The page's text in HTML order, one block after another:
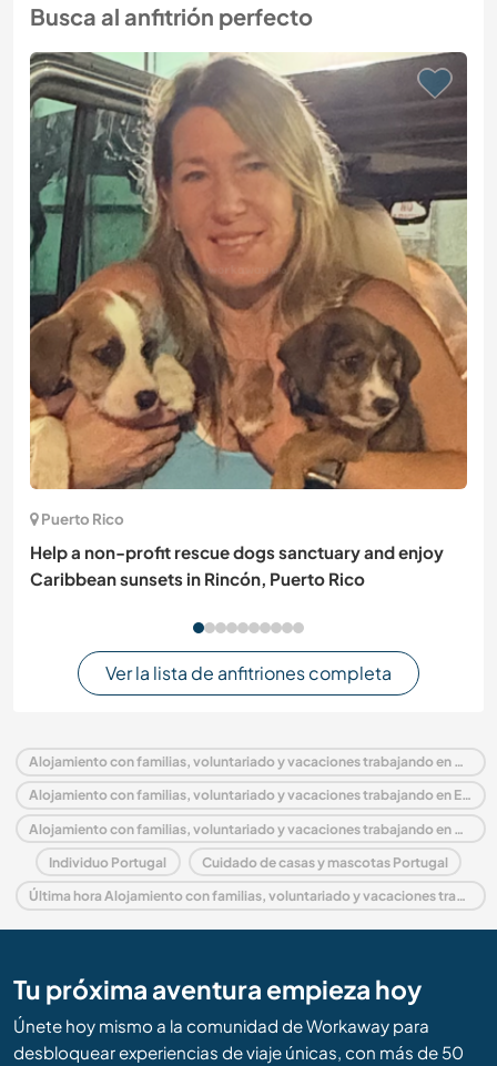
Busca al anfitrión perfecto
Puerto Rico
Help a non-profit rescue dogs sanctuary and enjoy
Caribbean sunsets in Rincón, Puerto Rico
Ver la lista de anfitriones completa
Alojamiento con familias, voluntariado y vacaciones trabajando en Portugal
Alojamiento con familias, voluntariado y vacaciones trabajando en Europa
Alojamiento con familias, voluntariado y vacaciones trabajando en Coimbra and Center
Individuo Portugal Cuidado de casas y mascotas Portugal
Última hora Alojamiento con familias, voluntariado y vacaciones trabajando en Portugal
Tu próxima aventura empieza hoy
Únete hoy mismo a la comunidad de Workaway para
desbloquear experiencias de viaje únicas, con más de 50